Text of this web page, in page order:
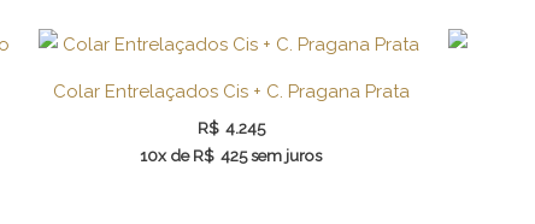
Colar Entrelaçados Cis + C. Pragana Prata
R$ 4.245
10x deR$ 425sem juros